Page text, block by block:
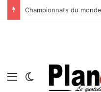
Menu Switch skin